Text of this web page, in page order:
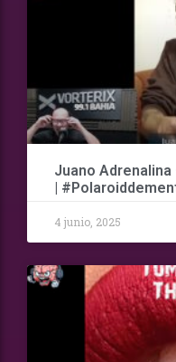
Juano
|
4 junio, 2025